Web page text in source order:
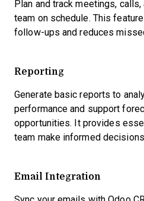
Plan and track meetings,
team on schedule. This
follow-ups and reduces
Reporting
Generate basic reports to
performance and support
opportunities. It provides
team make informed
Email Integration